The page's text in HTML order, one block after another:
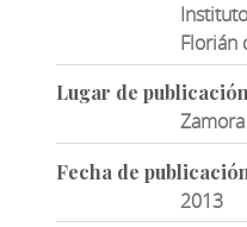
Florián
Lugar de
Zamora
Fecha de
2013